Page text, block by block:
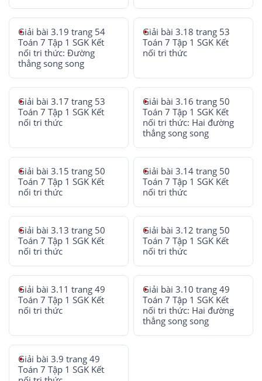
Giải bài 3.19 trang 54
Toán 7 Tập 1 SGK Kết
nối tri thức: Đường
thẳng song song
Giải bài 3.18 trang 53
Toán 7 Tập 1 SGK Kết
nối tri thức
Giải bài 3.17 trang 53
Toán 7 Tập 1 SGK Kết
nối tri thức
Giải bài 3.16 trang 50
Toán 7 Tập 1 SGK Kết
nối tri thức: Hai đường
thẳng song song
Giải bài 3.15 trang 50
Toán 7 Tập 1 SGK Kết
nối tri thức
Giải bài 3.14 trang 50
Toán 7 Tập 1 SGK Kết
nối tri thức
Giải bài 3.13 trang 50
Toán 7 Tập 1 SGK Kết
nối tri thức
Giải bài 3.12 trang 50
Toán 7 Tập 1 SGK Kết
nối tri thức
Giải bài 3.11 trang 49
Toán 7 Tập 1 SGK Kết
nối tri thức
Giải bài 3.10 trang 49
Toán 7 Tập 1 SGK Kết
nối tri thức: Hai đường
thẳng song song
Giải bài 3.9 trang 49
Toán 7 Tập 1 SGK Kết